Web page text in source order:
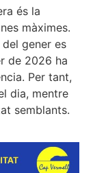
és la
màximes.
gener es
de 2026 ha
Per tant,
dia, mentre
semblants.